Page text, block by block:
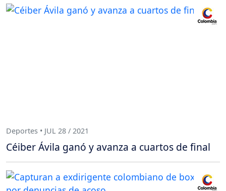
Deportes • JUL 28 / 2021
Céiber Ávila ganó y avanza a cuartos de final